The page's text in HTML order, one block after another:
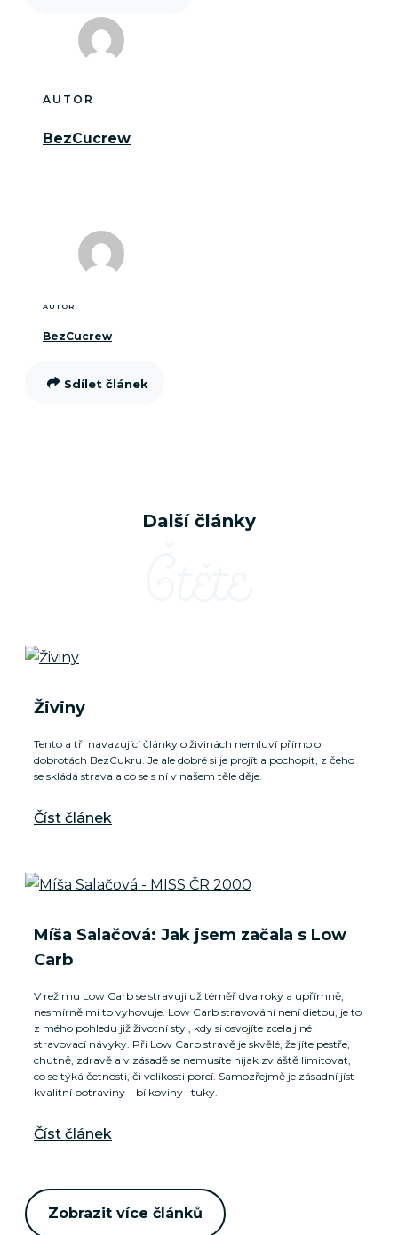
AUTOR
BezCucrew
AUTOR
BezCucrew
Sdílet článek
Další články
Živiny
Tento a tři navazující články o živinách nemluví přímo o
dobrotách BezCukru. Je ale dobré si je projít a pochopit, z čeho
se skládá strava a co se s ní v našem těle děje.
Číst článek
Míša Salačová: Jak jsem začala s Low
Carb
V režimu Low Carb se stravuji už téměř dva roky a upřímně,
nesmírně mi to vyhovuje. Low Carb stravování není dietou, je to
z mého pohledu již životní styl, kdy si osvojíte zcela jiné
stravovací návyky. Při Low Carb stravě je skvělé, že jíte pestře,
chutně, zdravě a v zásadě se nemusíte nijak zvláště limitovat,
co se týká četnosti, či velikosti porcí. Samozřejmě je zásadní jíst
kvalitní potraviny – bílkoviny i tuky.
Číst článek
Zobrazit více článků